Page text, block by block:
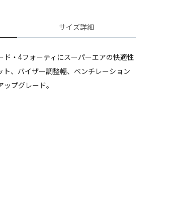
ム/チャコール
サイズ詳細
ド・4フォーティにスーパーエアの快適性
、バイザー調整幅、ベンチレーション
プグレード。